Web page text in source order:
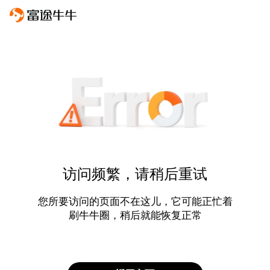
访问频繁，请稍后重试
您所要访问的页面不在这儿，它可能正忙着
刷牛牛圈，稍后就能恢复正常